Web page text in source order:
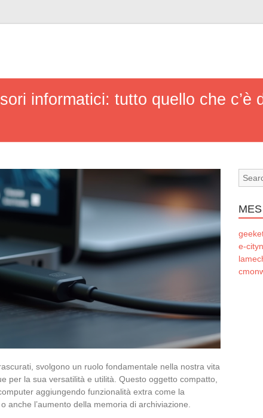
informatici: tutto quello che c’è
svolgono un ruolo fondamentale nella nostra vita
per la sua versatilità e utilità. Questo oggetto compatto,
aggiungendo funzionalità extra come la
anche l’aumento della memoria di archiviazione.
e-